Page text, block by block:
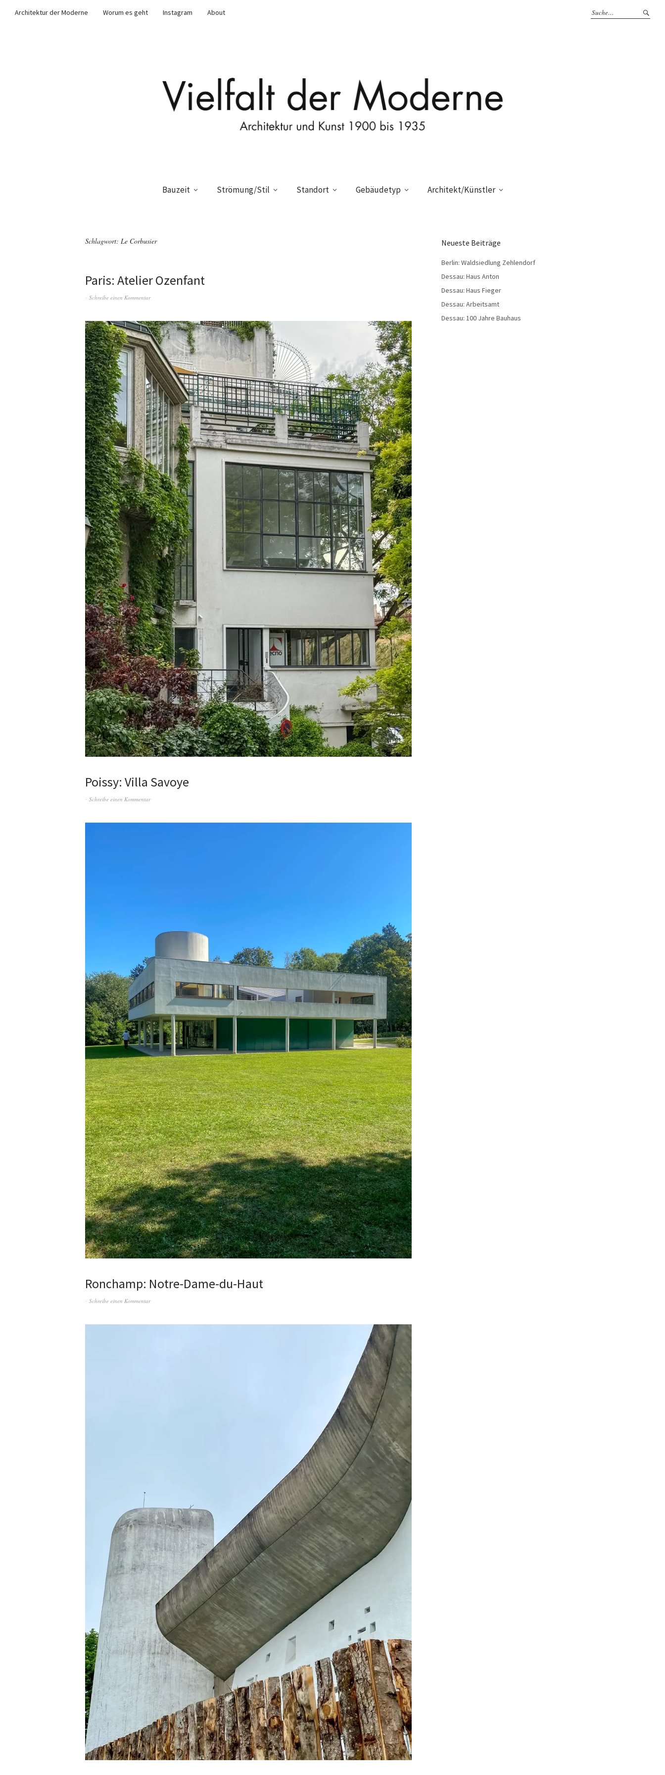
Architektur der Moderne Worum es geht Instagram About
Bauzeit Strömung/Stil Standort Gebäudetyp Architekt/Künstler
Schlagwort: Le Corbusier
Paris: Atelier Ozenfant
Schreibe einen Kommentar
Poissy: Villa Savoye
Schreibe einen Kommentar
Ronchamp: Notre-Dame-du-Haut
Schreibe einen Kommentar
Neueste Beiträge
Berlin: Waldsiedlung Zehlendorf
Dessau: Haus Anton
Dessau: Haus Fieger
Dessau: Arbeitsamt
Dessau: 100 Jahre Bauhaus